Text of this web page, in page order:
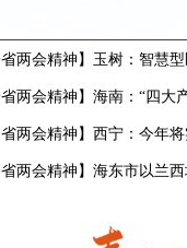
两会精神】玉树：智慧
两会精神】海南：“四大
两会精神】西宁：今年
两会精神】海东市以兰